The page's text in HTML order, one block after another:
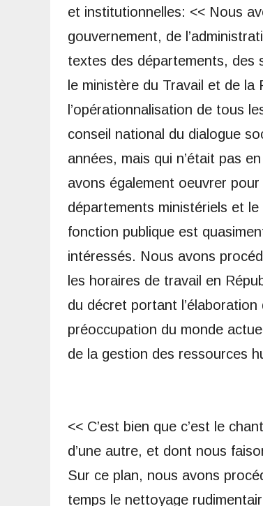
et institutionnelles: << Nous
gouvernement, de
textes des départements, des
le ministère du Travail et de
l’opérationnalisation de tous
conseil national du dialogue
années, mais qui n’était pas
avons également oeuvrer
départements ministériels et
fonction publique est
intéressés. Nous avons
les horaires de travail en
du décret portant
préoccupation du monde
de la gestion des ressources
<< C’est bien que c’est le
d’une autre, et dont nous
Sur ce plan, nous avons
temps le nettoyage